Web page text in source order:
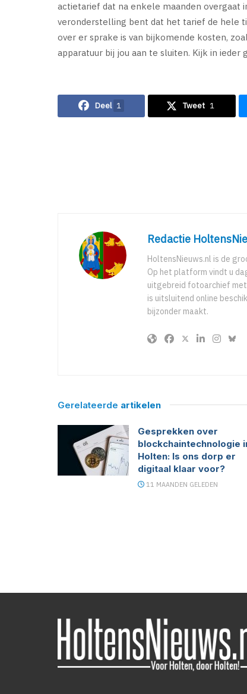
actietarief dat na enkele maanden overgaat
veronderstelling bent dat het tarief de hele
over er sprake is van bijkomende kosten,
apparatuur bij jou aan te sluiten. Kijk in ieder
Deel 1 Tweet 1
Redactie
HoltensNieuws.nl is de
Op het platform vindt u
uitgebreid fotoarchief met
is uitsluitend online
bijzonder maakt.
Gerelateerde artikelen
Gesprekken over
blockchaintechnologie
Holten: Is ons dorp er
digitaal klaar voor?
11 MAANDEN GELEDEN